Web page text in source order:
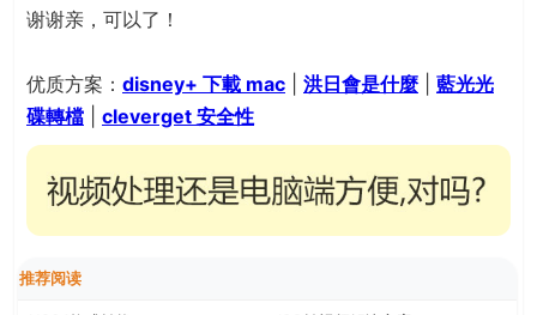
谢谢亲，可以了！
优质方案： disney+ 下載 mac 洪日會是什麼
藍光光
碟轉檔
cleverget 安全性
推荐阅读